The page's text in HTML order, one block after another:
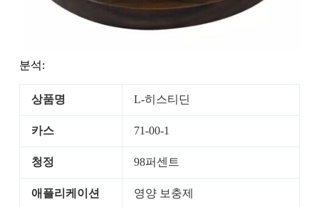
분석:
상품명 L-히스티딘
카스 71-00-1
청정 98퍼센트
애플리케이션 영양 보충제